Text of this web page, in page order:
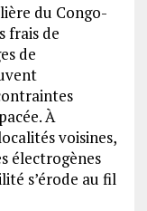
du Congo-
frais de
de
À
voisines,
électrogènes
s’érode au fil